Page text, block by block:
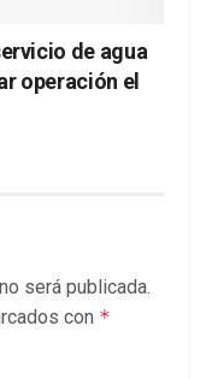
de agua
operación el
será publicada.
con *